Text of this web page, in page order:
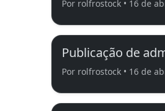
Por rolfrostock • 16 de
Publicação de
Por rolfrostock • 16 de